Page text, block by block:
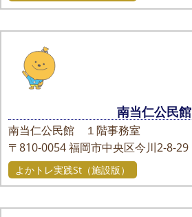
南当仁公民館
南当仁公民館 １階事務室
〒810-0054福岡市中央区今川2-8-29
よかトレ実践St（施設版）